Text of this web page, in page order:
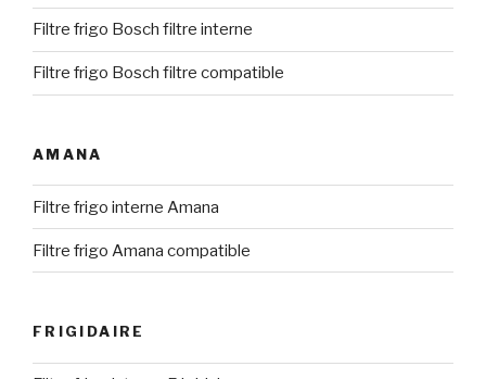
Filtre frigo Bosch filtre interne
Filtre frigo Bosch filtre compatible
AMANA
Filtre frigo interne Amana
Filtre frigo Amana compatible
FRIGIDAIRE